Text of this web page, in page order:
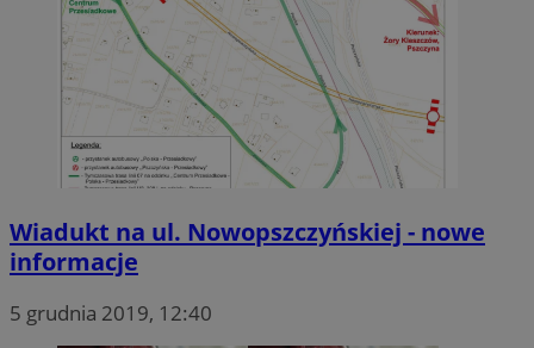
Wiadukt na ul. Nowopszczyńskiej - nowe
informacje
5 grudnia 2019, 12:40